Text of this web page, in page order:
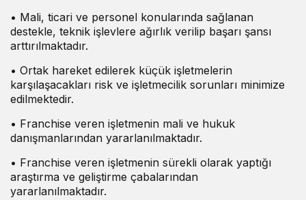
• Mali, ticari ve personel konularında sağlanan
destekle, teknik işlevlere ağırlık verilip başarı şansı
arttırılmaktadır.
• Ortak hareket edilerek küçük işletmelerin
karşılaşacakları risk ve işletmecilik sorunları minimize
edilmektedir.
• Franchise veren işletmenin mali ve hukuk
danışmanlarından yararlanılmaktadır.
• Franchise veren işletmenin sürekli olarak yaptığı
araştırma ve geliştirme çabalarından
yararlanılmaktadır.